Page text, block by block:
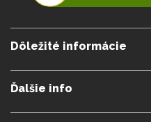
Dôležité informácie
Ďalšie info